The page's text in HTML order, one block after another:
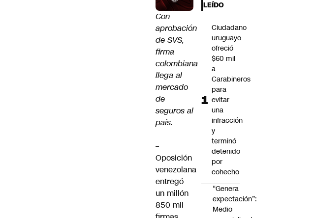
Con
aprobación
de SVS,
firma
colombiana
llega al
mercado
de
seguros al
país.
–
Oposición
venezolana
entregó
un millón
850 mil
LEÍDO
Ciudadano
uruguayo
ofreció
$60 mil
a
Carabineros
para
evitar
una
infracción
y
terminó
detenido
por
cohecho
“Genera
expectación”:
Medio